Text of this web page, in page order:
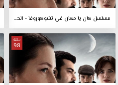
مسلسل كان يا مكان في تشوكوروفا - الحلقة 100
حلقة
98